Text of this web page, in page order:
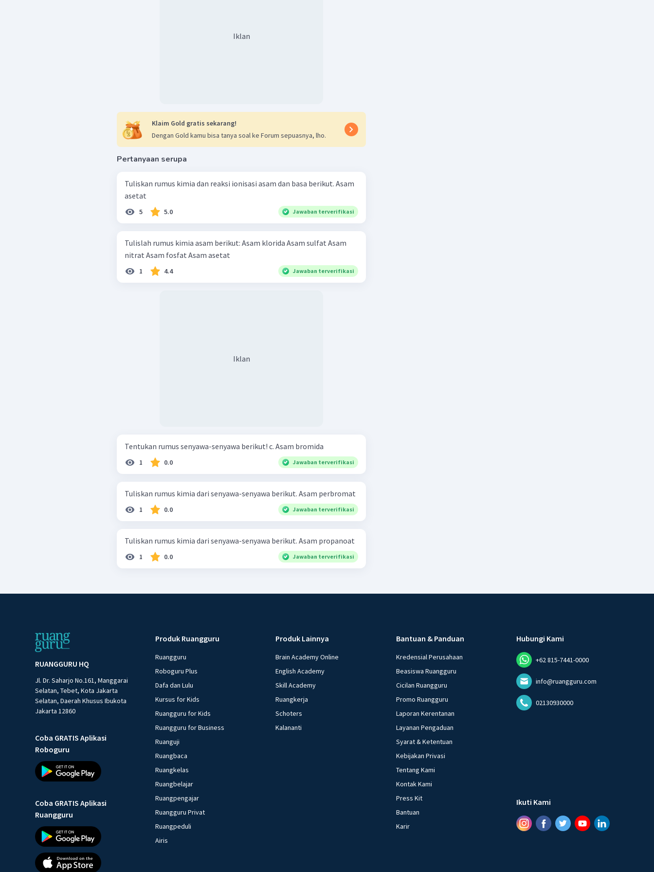
Iklan
Klaim Gold gratis sekarang!
Dengan Gold kamu bisa tanya soal ke Forum sepuasnya, lho.
Pertanyaan serupa
Tuliskan rumus kimia dan reaksi ionisasi asam dan basa berikut. Asam
asetat
5 5.0 Jawaban terverifikasi
Tulislah rumus kimia asam berikut: Asam klorida Asam sulfat Asam
nitrat Asam fosfat Asam asetat
1 4.4 Jawaban terverifikasi
Iklan
Tentukan rumus senyawa-senyawa berikut! c. Asam bromida
1 0.0 Jawaban terverifikasi
Tuliskan rumus kimia dari senyawa-senyawa berikut. Asam perbromat
1 0.0 Jawaban terverifikasi
Tuliskan rumus kimia dari senyawa-senyawa berikut. Asam propanoat
1 0.0 Jawaban terverifikasi
RUANGGURU HQ
Jl. Dr. Saharjo No.161, Manggarai
Selatan, Tebet, Kota Jakarta
Selatan, Daerah Khusus Ibukota
Jakarta 12860
Coba GRATIS Aplikasi
Roboguru
Coba GRATIS Aplikasi
Ruangguru
Produk Ruangguru
Ruangguru
Roboguru Plus
Dafa dan Lulu
Kursus for Kids
Ruangguru for Kids
Ruangguru for Business
Ruanguji
Ruangbaca
Ruangkelas
Ruangbelajar
Ruangpengajar
Ruangguru Privat
Ruangpeduli
Airis
Produk Lainnya
Brain Academy Online
English Academy
Skill Academy
Ruangkerja
Schoters
Kalananti
Bantuan & Panduan
Kredensial Perusahaan
Beasiswa Ruangguru
Cicilan Ruangguru
Promo Ruangguru
Laporan Kerentanan
Layanan Pengaduan
Syarat & Ketentuan
Kebijakan Privasi
Tentang Kami
Kontak Kami
Press Kit
Bantuan
Karir
Hubungi Kami
+62 815-7441-0000
info@ruangguru.com
02130930000
Ikuti Kami